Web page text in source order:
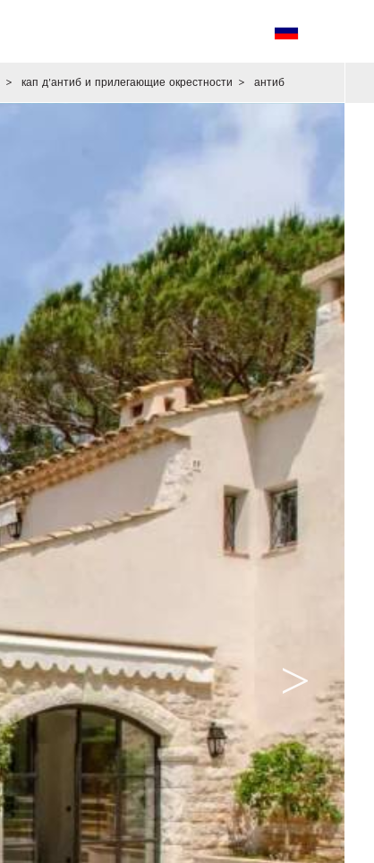
> кап д'антиб и прилегающие окрестности > антиб